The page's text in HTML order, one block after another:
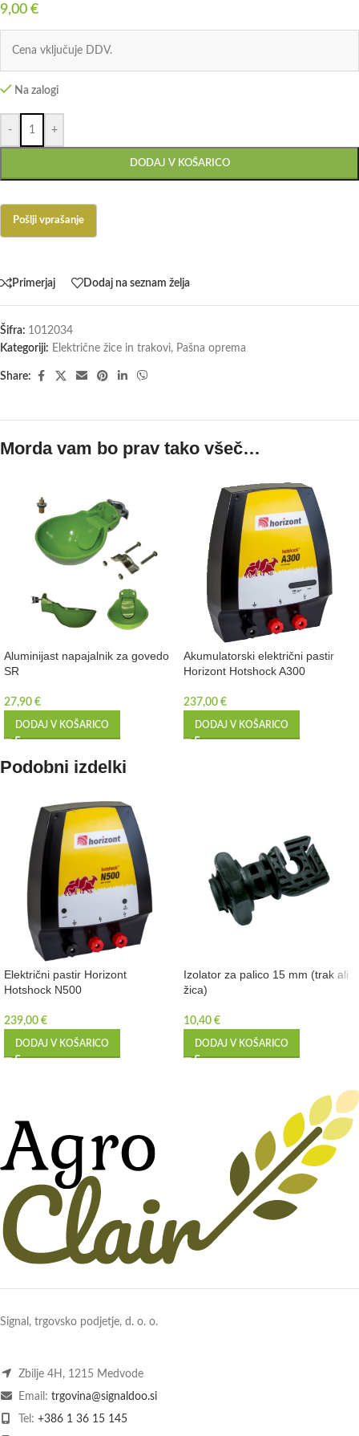
9,00 €
Cena vključuje DDV.
Na zalogi
- +
DODAJ V KOŠARICO
Primerjaj Dodaj na seznam želja
Šifra: 1012034
Kategoriji: Električne žice in trakovi, Pašna oprema
Share:
Morda vam bo prav tako všeč…
Aluminijast napajalnik za govedo
SR
27,90 €
DODAJ V KOŠARICO
Akumulatorski električni pastir
Horizont Hotshock A300
237,00 €
DODAJ V KOŠARICO
Podobni izdelki
Električni pastir Horizont
Hotshock N500
239,00 €
DODAJ V KOŠARICO
Izolator za palico 15 mm (trak ali
žica)
10,40 €
DODAJ V KOŠARICO
Signal, trgovsko podjetje, d. o. o.
Zbilje 4H, 1215 Medvode
Email: trgovina@signaldoo.si
Tel: +386 1 36 15 145